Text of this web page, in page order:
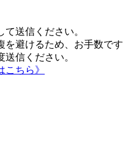
送信ください。
避けるため、お手数です
信ください。
ちら》